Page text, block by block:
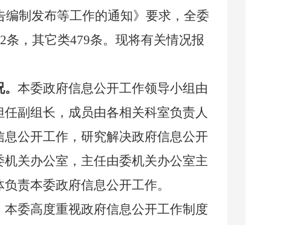
制发布等工作的通知》要求，全委
条，其它类479条。现将有关情况报
本委政府信息公开工作领导小组由
副组长，成员由各相关科室负责人
公开工作，研究解决政府信息公开
关办公室，主任由委机关办公室主
责本委政府信息公开工作。
本委高度重视政府信息公开工作制度